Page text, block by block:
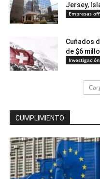
Jersey,
Empresas
Cuñados
de $6
Investigación
CUMPLIMIENTO